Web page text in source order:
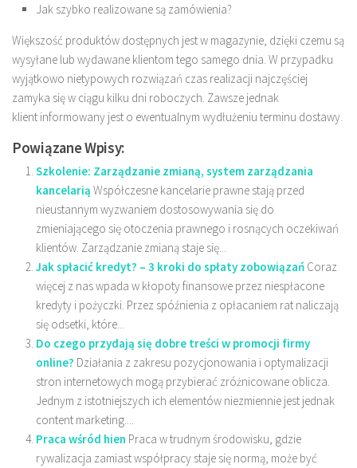
Jak szybko realizowane są zamówienia?
Większość produktów dostępnych jest w magazynie, dzięki czemu są
wysyłane lub wydawane klientom tego samego dnia. W przypadku
wyjątkowo nietypowych rozwiązań czas realizacji najczęściej
zamyka się w ciągu kilku dni roboczych. Zawsze jednak
klient informowany jest o ewentualnym wydłużeniu terminu dostawy.
Powiązane Wpisy:
Szkolenie: Zarządzanie zmianą, system zarządzania
kancelarią Współczesne kancelarie prawne stają przed
nieustannym wyzwaniem dostosowywania się do
zmieniającego się otoczenia prawnego i rosnących oczekiwań
klientów. Zarządzanie zmianą staje się...
Jak spłacić kredyt? – 3 kroki do spłaty zobowiązań Coraz
więcej z nas wpada w kłopoty finansowe przez niespłacone
kredyty i pożyczki. Przez spóźnienia z opłacaniem rat naliczają
się odsetki, które...
Do czego przydają się dobre treści w promocji firmy
online? Działania z zakresu pozycjonowania i optymalizacji
stron internetowych mogą przybierać zróżnicowane oblicza.
Jednym z istotniejszych ich elementów niezmiennie jest jednak
content marketing....
Praca wśród hien Praca w trudnym środowisku, gdzie
rywalizacja zamiast współpracy staje się normą, może być